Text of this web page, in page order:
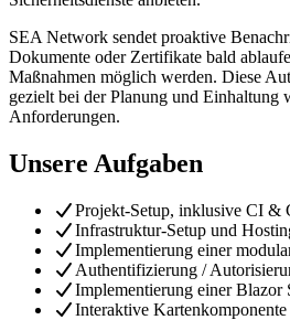
SEA Network sendet proaktive
Dokumente oder Zertifikate bald
Maßnahmen möglich werden. Diese
gezielt bei der Planung und Einhaltung
Anforderungen.
Unsere Aufgaben
Projekt-Setup, inklusive CI &
Infrastruktur-Setup und
Implementierung einer
Authentifizierung /
Implementierung einer Blazor
Interaktive